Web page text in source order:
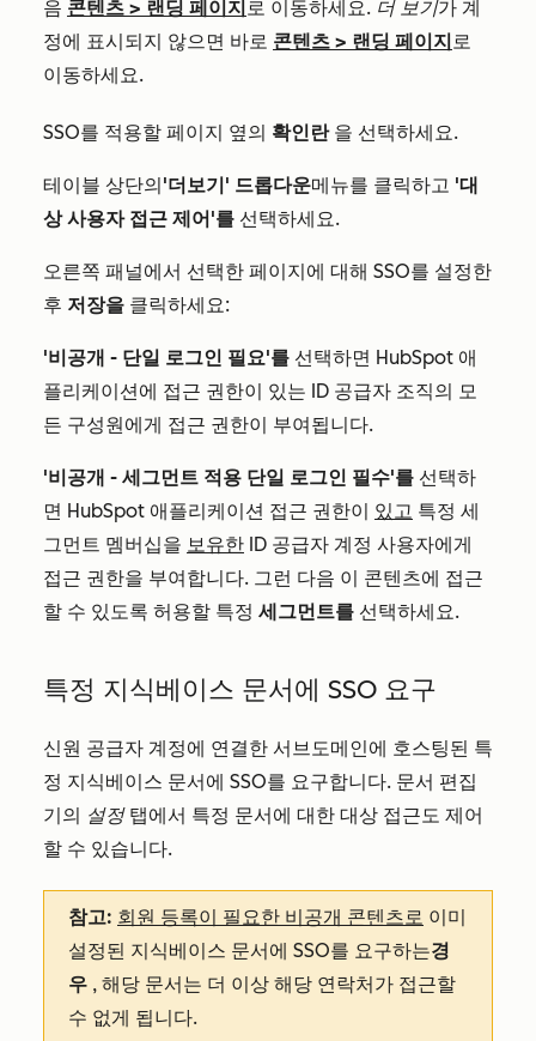
음 콘텐츠 > 랜딩 페이지 로 이동하세요. 더 보기가 계
정에 표시되지 않으면 바로 콘텐츠 > 랜딩 페이지 로
이동하세요.
SSO를 적용할 페이지 옆의 확인란을 선택하세요.
테이블 상단의 '더보기' 드롭다운메뉴를 클릭하고 '대
상 사용자 접근 제어'를 선택하세요.
오른쪽 패널에서 선택한 페이지에 대해 SSO를 설정한
후 저장을 클릭하세요:
'비공개 - 단일 로그인 필요'를 선택하면 HubSpot 애
플리케이션에 접근 권한이 있는 ID 공급자 조직의 모
든 구성원에게 접근 권한이 부여됩니다.
'비공개 - 세그먼트 적용 단일 로그인 필수'를 선택하
면 HubSpot 애플리케이션 접근 권한이 있고 특정 세
그먼트 멤버십을 보유한 ID 공급자 계정 사용자에게
접근 권한을 부여합니다. 그런 다음 이 콘텐츠에 접근
할 수 있도록 허용할 특정 세그먼트를 선택하세요.
특정 지식베이스 문서에 SSO 요구
신원 공급자 계정에 연결한 서브도메인에 호스팅된 특
정 지식베이스 문서에 SSO를 요구합니다. 문서 편집
기의 설정탭에서 특정 문서에 대한 대상 접근도 제어
할 수 있습니다.
참고: 회원 등록이 필요한 비공개 콘텐츠로 이미
설정된 지식베이스 문서에 SSO를 요구하는경
우 , 해당 문서는 더 이상 해당 연락처가 접근할
수 없게 됩니다.